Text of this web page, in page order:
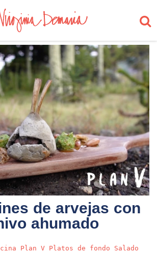
de arvejas con
ahumado
Plan V Platos de fondo
Salado